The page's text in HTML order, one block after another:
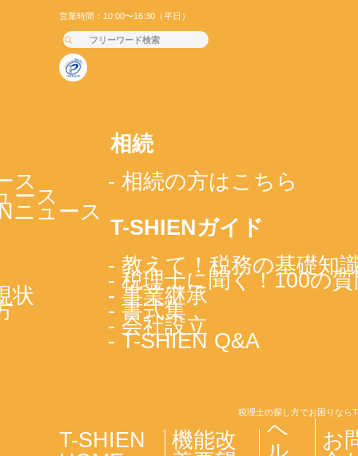
営業時間：10:00〜16:30（平日）
ス
ース
ニュース
状
相続
- 相続の方はこちら
T-SHIENガイド
- 教えて！税務の基礎知
- 税理士に聞く！100の
- 事業継承
- 書式集
- 会社設立
- T-SHIEN Q&A
税理士の探し方でお困りなら
T-SHIEN
機能改
ヘ
ル
お